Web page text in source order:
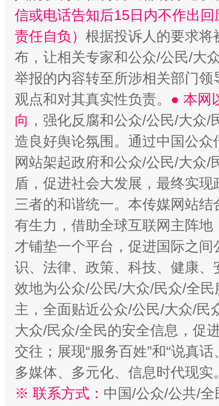
信或电话告知后15日内不作出
责任自负） 根据投诉人的要求将
布，让相关专家和公众/公民/大
举报的内容转至所涉相关部门
观点和对其真实性负责。 ● 本网
向 ，强化反腐和公众/公民/大众
造良好舆论氛围。通过中国公
网站架起政府和公众/公民/大众
盾，促进社会大发展，最终实
三者的和谐统一。本传媒网站
有生力，借助全球互联网主阵
才铺垫一个平台，促进国际之
识、法律、政策、科技、健康
效地为公众/公民/大众/民众/全
主，全面贴近公众/公民/大众/民
大众/民众/全民的安全信息，促
交往；展现“服务百姓”和“说真
多媒体、多元化、信息时代现实
※ 联系方式： 中国/公众/公共/